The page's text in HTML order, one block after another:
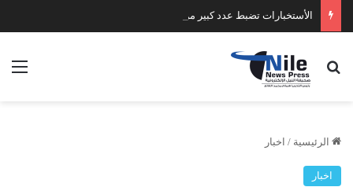
الأستخبارات تضبط عدد كبير من السلاح والمخدرات
بحث عن
الرئيسية / اخبار
اخبار